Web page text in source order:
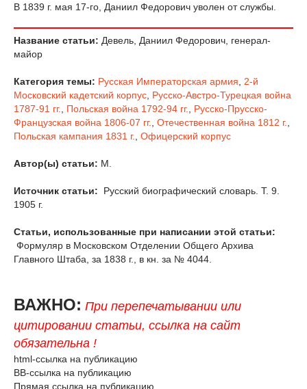
В 1839 г. мая 17-го, Даниил Федорович уволен от службы.
Название статьи: Девель, Даниил Федорович, генерал-
майор
Категория темы: Русская Императорская армия
2-й
Московский кадетский корпус Русско-Австро-Турецкая война
1787-91 гг.
Польская война 1792-94 гг.
Русско-Прусско-
Французская война 1806-07 гг.
Отечественная война 1812 г.
Польская кампания 1831 г.
Офицерский корпус
Автор(ы) статьи: М.
Источник статьи:
Русский биографический словарь. Т. 9.
1905 г.
Статьи, использованные при написании этой статьи:
Формуляр в Московском Отделении Общего Архива
Главного Штаба, за 1838 г., в кн. за № 4044.
ВАЖНО: При перепечатывании или
цитировании статьи, ссылка на сайт
обязательна !
html-ссылка на публикацию
BB-ссылка на публикацию
Прямая ссылка на публикацию